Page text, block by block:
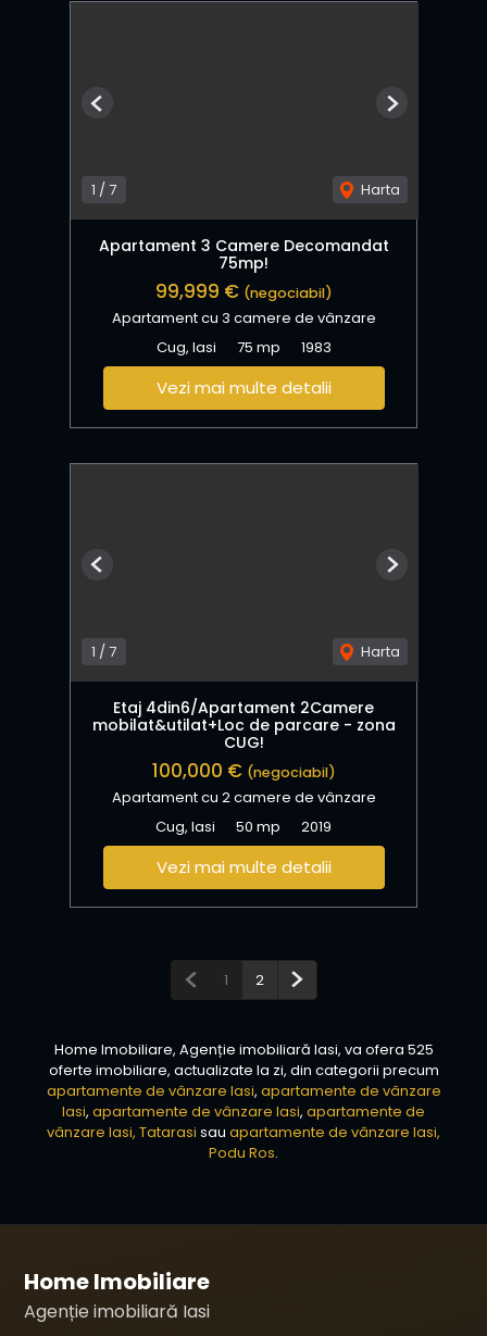
1 / 7 Harta
Previous Next
Apartament 3 Camere Decomandat
75mp!
99,999 € (negociabil)
Apartament cu 3 camere de vânzare
Cug, Iasi
75 mp 1983
Vezi mai multe detalii
1 /7 Harta
Previous Next
Etaj 4din6/Apartament 2Camere
mobilat&utilat+Loc de parcare - zona
CUG!
100,000 € (negociabil)
Apartament cu 2 camere de vânzare
Cug, Iasi
50 mp 2019
Vezi mai multe detalii
Pagina anterioară
1 2 Pagina următoare
Home Imobiliare, Agenție imobiliară Iasi, va ofera 525
oferte imobiliare, actualizate la zi, din categorii precum
apartamente de vânzare Iasi, apartamente de vânzare
Iasi, apartamente de vânzare Iasi, apartamente de
vânzare Iasi, Tatarasi sau apartamente de vânzare Iasi,
Podu Ros.
Home Imobiliare
Agenție imobiliară Iasi